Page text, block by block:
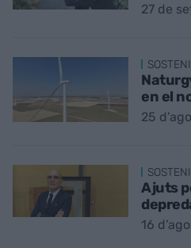
27 de
en el
25
Ajuts
16